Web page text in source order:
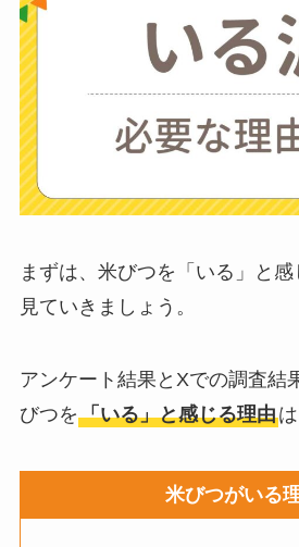
な
ちが
に後
布団
っ
わり
い？
ウ
まずは、米びつを「いる」と
見ていきましょう。
アンケート結果とXでの調査結
びつを「いる」と感じる理由は
米びつがいる